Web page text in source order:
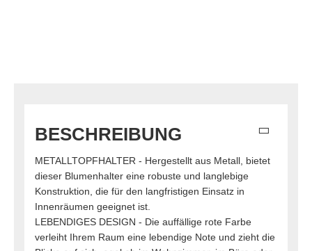
BESCHREIBUNG
METALLTOPFHALTER - Hergestellt aus Metall, bietet
dieser Blumenhalter eine robuste und langlebige
Konstruktion, die für den langfristigen Einsatz in
Innenräumen geeignet ist.
LEBENDIGES DESIGN - Die auffällige rote Farbe
verleiht Ihrem Raum eine lebendige Note und zieht die